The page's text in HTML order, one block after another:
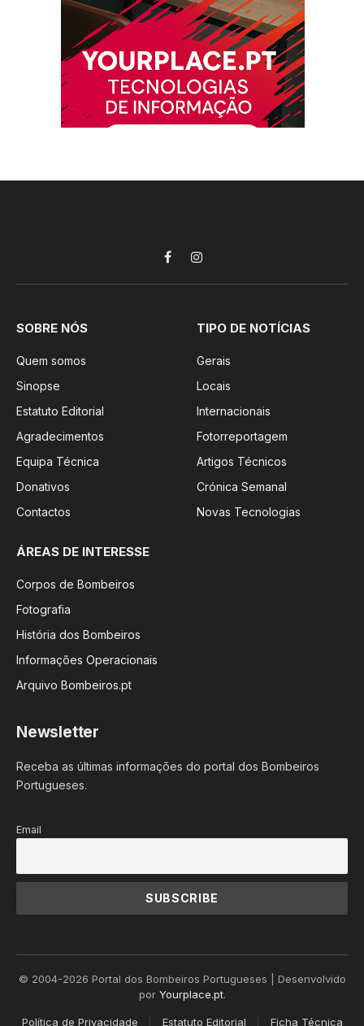
FacebookInstagram
SOBRE NÓS
Quem somos
Sinopse
Estatuto Editorial
Agradecimentos
Equipa Técnica
Donativos
Contactos
TIPO DE NOTÍCIAS
Gerais
Locais
Internacionais
Fotorreportagem
Artigos Técnicos
Crónica Semanal
Novas Tecnologias
ÁREAS DE INTERESSE
Corpos de Bombeiros
Fotografia
História dos Bombeiros
Informações Operacionais
Arquivo Bombeiros.pt
Newsletter
Receba as últimas informações do portal dos Bombeiros
Portugueses.
Email
© 2004-2026 Portal dos Bombeiros Portugueses | Desenvolvido
por Yourplace.pt.
Política de Privacidade Estatuto Editorial Ficha Técnica